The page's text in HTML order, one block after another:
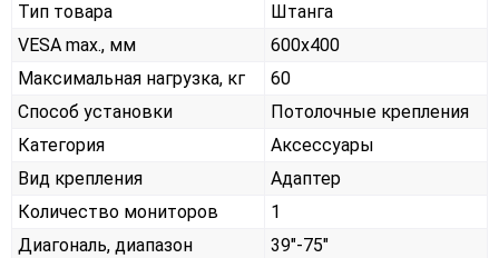
Тип товара
Штанга
VESA max., мм
600x400
Максимальная нагрузка, кг
60
Способ установки
Потолочные крепления
Категория
Аксессуары
Вид крепления
Адаптер
Количество мониторов
1
Диагональ, диапазон
39"-75"